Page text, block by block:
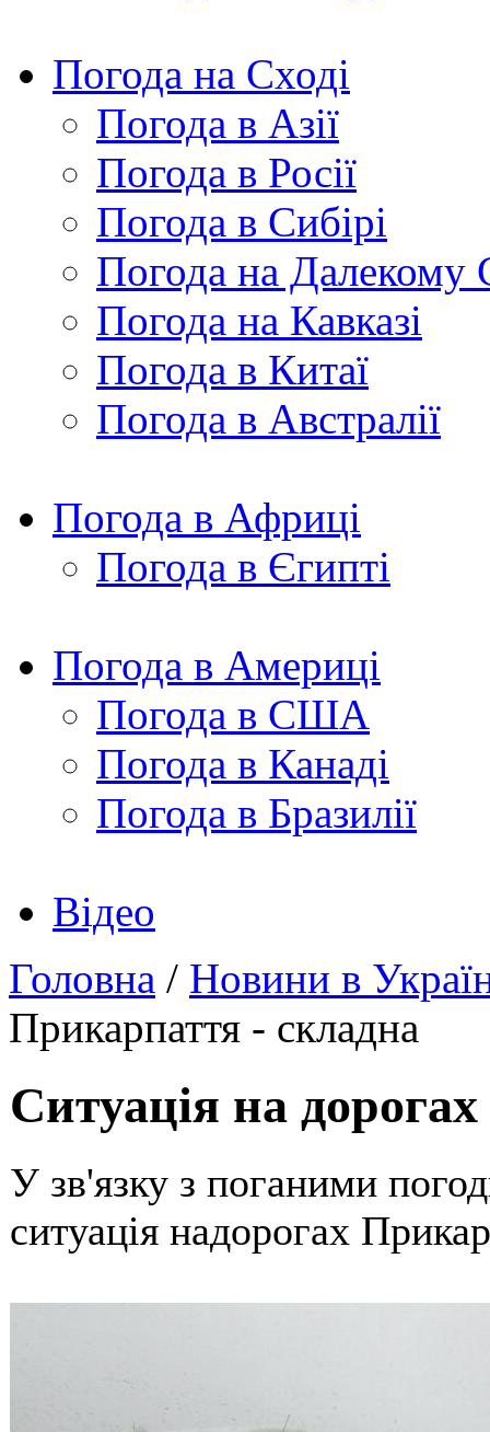
Погода на Сході
Погода в Азії
Погода в Росії
Погода в Сибірі
Погода на Далекому
Погода на Кавказі
Погода в Китаї
Погода в Австралії
Погода в Африці
Погода в Єгипті
Погода в Америці
Погода в США
Погода в Канаді
Погода в Бразилії
Відео
Головна / Новини в
Прикарпаття - складна
Ситуація на
У зв'язку з поганими
ситуація надорогах